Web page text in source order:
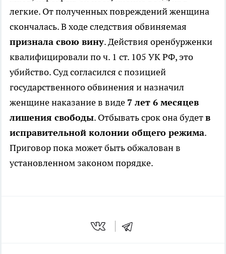
легкие. От полученных повреждений женщина
скончалась. В ходе следствия обвиняемая
признала свою вину. Действия оренбурженки
квалифицировали по ч. 1 ст. 105 УК РФ, это
убийство. Суд согласился с позицией
государственного обвинения и назначил
женщине наказание в виде 7 лет 6 месяцев
лишения свободы. Отбывать срок она будетв
исправительной колонии общего режима.
Приговор пока может быть обжалован в
установленном законом порядке.